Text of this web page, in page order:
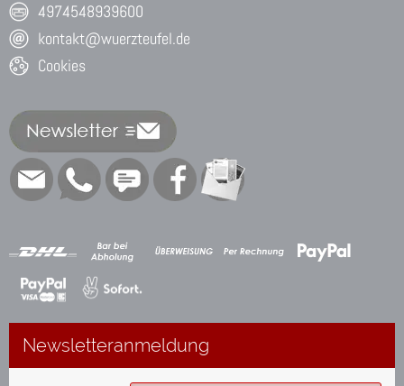
4974548939600
kontakt@wuerzteufel.de
Cookies